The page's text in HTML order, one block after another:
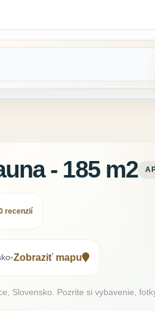
- 185 m2
recenzií
•Zobraziť mapu
Slovensko. Pozrite si vybavenie,